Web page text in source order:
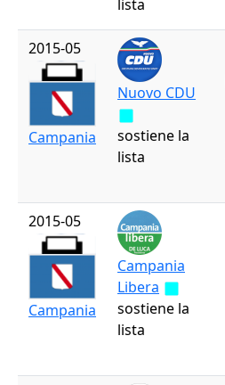
lista
2015-05
Campania
Nuovo CDU
sostiene la
lista
2015-05
Campania
Campania
Libera
sostiene la
lista